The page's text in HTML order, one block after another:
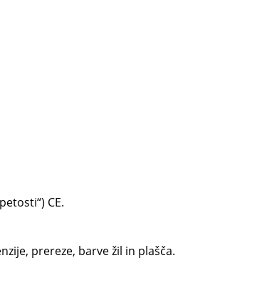
CE.
prereze, barve žil in plašča.